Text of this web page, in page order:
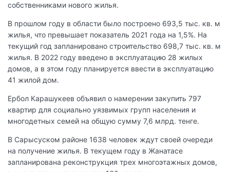
собственниками нового жилья.
В прошлом году в области было построено 693,5 тыс. кв. м
жилья, что превышает показатель 2021 года на 1,5%. На
текущий год запланировано строительство 698,7 тыс. кв. м
жилья. В 2022 году введено в эксплуатацию 28 жилых
домов, а в этом году планируется ввести в эксплуатацию
41 жилой дом.
Ербол Карашукеев объявил о намерении закупить 797
квартир для социально уязвимых групп населения и
многодетных семей на общую сумму 7,6 млрд. тенге.
В Сарысуском районе 1638 человек ждут своей очереди
на получение жилья. В текущем году в Жанатасе
запланирована реконструкция трех многоэтажных домов,